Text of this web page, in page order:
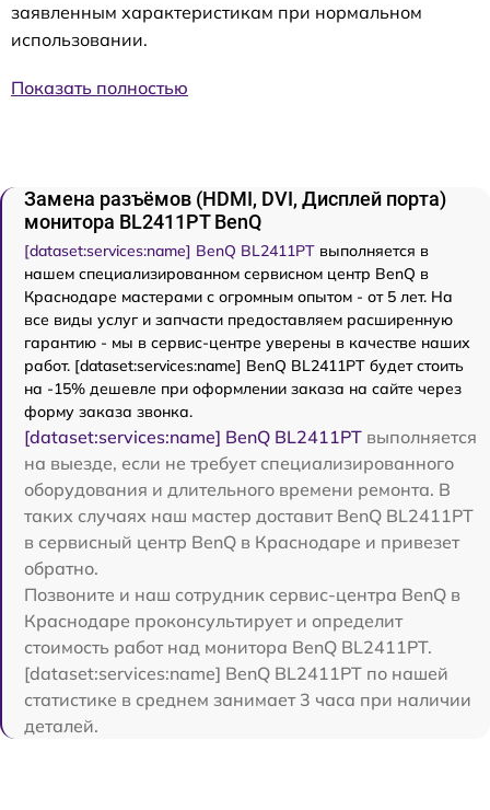
заявленным характеристикам при нормальном
использовании.
Показать полностью
Замена разъёмов (HDMI, DVI, Дисплей порта)
монитора BL2411PT BenQ
[dataset:services:name] BenQ BL2411PT выполняется в
нашем специализированном сервисном центр BenQ в
Краснодаре мастерами с огромным опытом - от 5 лет. На
все виды услуг и запчасти предоставляем расширенную
гарантию - мы в сервис-центре уверены в качестве наших
работ. [dataset:services:name] BenQ BL2411PT будет стоить
на -15% дешевле при оформлении заказа на сайте через
форму заказа звонка.
[dataset:services:name] BenQ BL2411PT выполняется
на выезде, если не требует специализированного
оборудования и длительного времени ремонта. В
таких случаях наш мастер доставит BenQ BL2411PT
в сервисный центр BenQ в Краснодаре и привезет
обратно.
Позвоните и наш сотрудник сервис-центра BenQ в
Краснодаре проконсультирует и определит
стоимость работ над монитора BenQ BL2411PT.
[dataset:services:name] BenQ BL2411PT по нашей
статистике в среднем занимает 3 часа при наличии
деталей.